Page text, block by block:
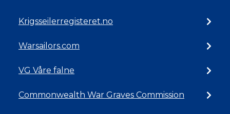
Krigsseilerregisteret.no
Warsailors.com
VG Våre falne
Commonwealth War Graves Commission